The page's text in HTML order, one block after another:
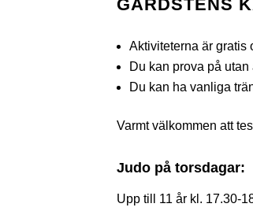
GÅRDSTENS
Aktiviteterna är gratis
Du kan prova på utan
Du kan ha vanliga
Varmt välkommen att
Judo på torsdagar:
Upp till 11 år kl. 17.30-